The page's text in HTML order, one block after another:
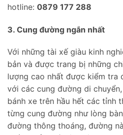
hotline: 0879 177 288
3. Cung đường ngắn nhất
Với những tài xế giàu kinh
bản và được trang bị những
lượng cao nhất được kiểm tra
với các cung đường di
bánh xe trên hầu hết các tỉnh
từng cung đường như lòng
đường thông thoáng, đường